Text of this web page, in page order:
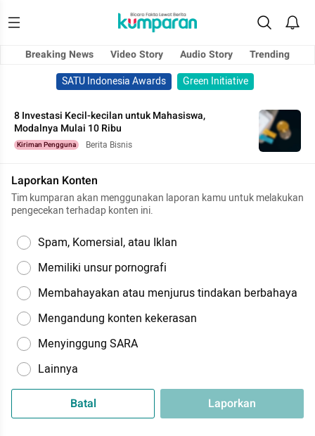
Breaking News Video Story Audio Story
Trending
SATU Indonesia Awards
Green Initiative
8 Investasi Kecil-kecilan untuk Mahasiswa,
Modalnya Mulai 10 Ribu
Kiriman Pengguna Berita Bisnis
Laporkan Konten
Tim kumparan akan menggunakan laporan kamu untuk melakukan
pengecekan terhadap konten ini.
Spam, Komersial, atau Iklan
Memiliki unsur pornografi
Membahayakan atau menjurus tindakan berbahaya
Mengandung konten kekerasan
Menyinggung SARA
Lainnya
Batal Laporkan